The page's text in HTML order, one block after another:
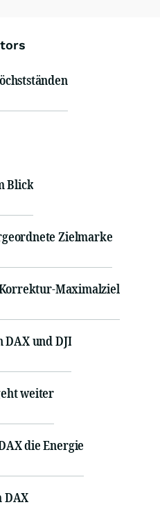
Blick
Zielmarke
Maximalziel
und DJI
weiter
die Energie
DAX